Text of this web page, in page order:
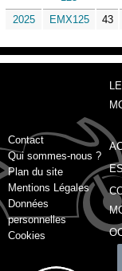
2025 EMX125 43
Contact
Qui sommes-nous ?
Plan du site
Mentions Légales
Données
personnelles
Cookies